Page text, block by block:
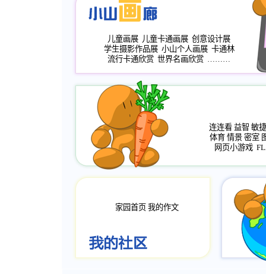
儿童画展 儿童卡通画展 创意设计展
学生摄影作品展 小山个人画展 卡通林
流行卡通欣赏 世界名画欣赏 ………
连连看 益智 敏捷
体育 情景 密室
网页小游戏
家园首页 我的作文